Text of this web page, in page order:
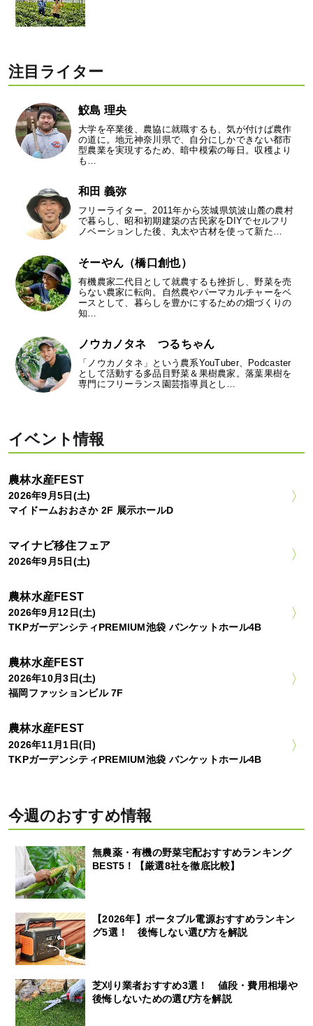
注目ライター
鮫島 理央
大学を卒業後、農協に就職するも、気が付けば農作
の道に。地元神奈川県で、自分にしかできない都市
型農業を実現するため、暗中模索の毎日。収穫より
も…
和田 義弥
フリーライター。2011年から茨城県筑波山麓の農村
で暮らし、昭和初期建築の古民家をDIYでセルフリ
ノベーションした後、丸太や古材を使って新た…
そーやん（橋口創也）
有機農家二代目として就農するも挫折し、野菜を売
らない農家に転向。自然農やパーマカルチャーをベ
ースとして、暮らしを豊かにするための畑づくりの
知…
ノウカノタネ つるちゃん
「ノウカノタネ」という農系YouTuber、Podcaster
として活動する多品目野菜＆果樹農家。落葉果樹を
専門にフリーランス園芸指導員とし…
イベント情報
農林水産FEST
2026年9月5日(土)
マイドームおおさか 2F 展示ホールD
マイナビ移住フェア
2026年9月5日(土)
農林水産FEST
2026年9月12日(土)
TKPガーデンシティPREMIUM池袋 バンケットホール4B
農林水産FEST
2026年10月3日(土)
福岡ファッションビル 7F
農林水産FEST
2026年11月1日(日)
TKPガーデンシティPREMIUM池袋 バンケットホール4B
今週のおすすめ情報
無農薬・有機の野菜宅配おすすめランキング
BEST5！【厳選8社を徹底比較】
【2026年】ポータブル電源おすすめランキン
グ5選！ 後悔しない選び方を解説
芝刈り業者おすすめ3選！ 値段・費用相場や
後悔しないための選び方を解説